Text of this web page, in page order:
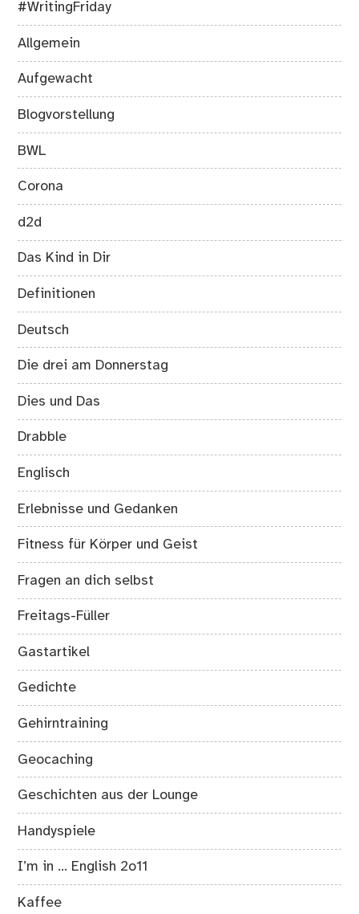
#WritingFriday
Allgemein
Aufgewacht
Blogvorstellung
BWL
Corona
d2d
Das Kind in Dir
Definitionen
Deutsch
Die drei am Donnerstag
Dies und Das
Drabble
Englisch
Erlebnisse und Gedanken
Fitness für Körper und Geist
Fragen an dich selbst
Freitags-Füller
Gastartikel
Gedichte
Gehirntraining
Geocaching
Geschichten aus der Lounge
Handyspiele
I’m in … English 2o11
Kaffee